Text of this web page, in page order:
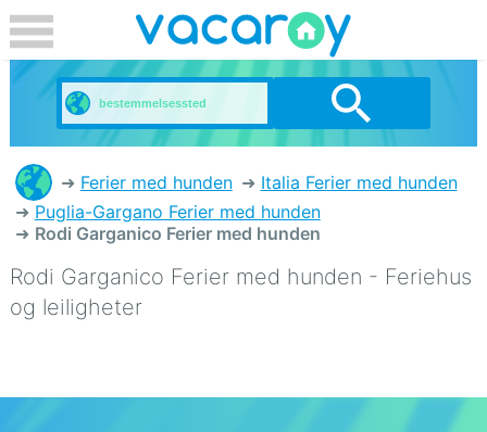
Ferier med hunden
Italia Ferier med hunden
Puglia-Gargano Ferier med hunden
Rodi Garganico Ferier med hunden
Rodi Garganico Ferier med hunden - Feriehus
og leiligheter